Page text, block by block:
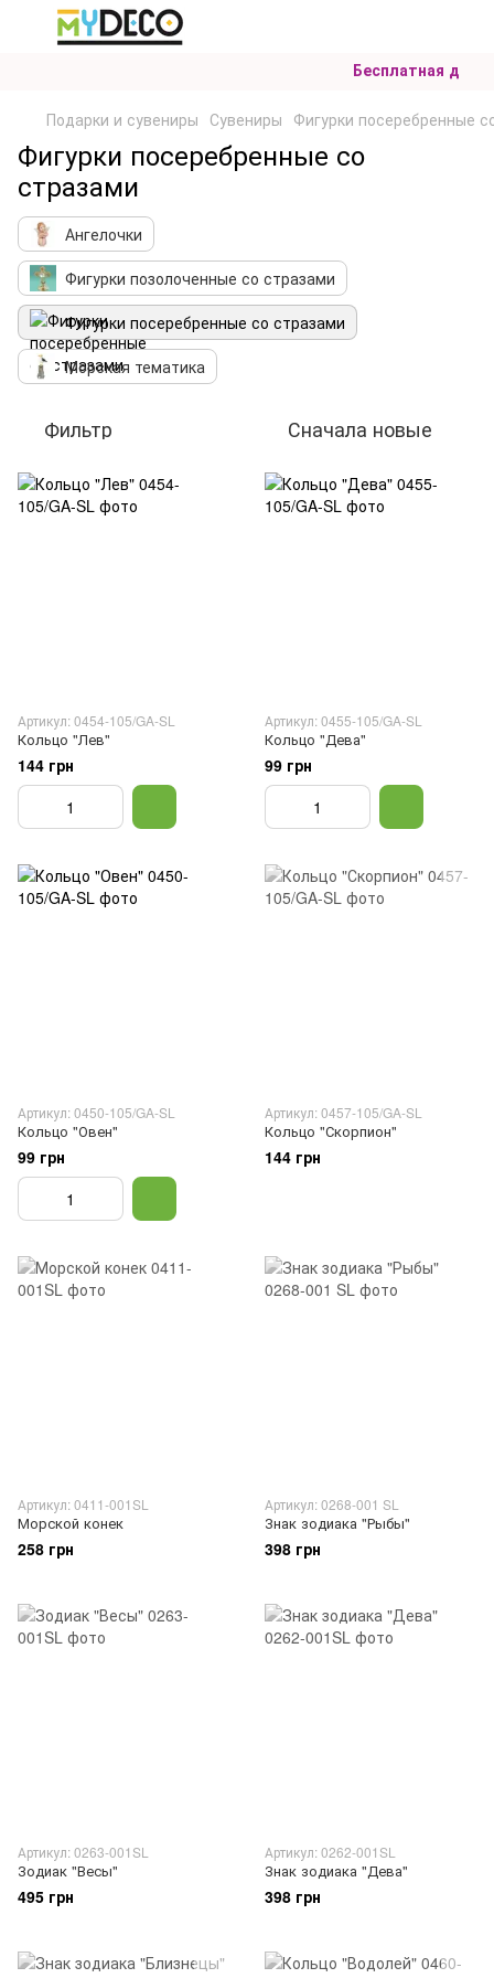
Бесплатная
Подарки и сувениры Сувениры Фигурки посеребренные
Фигурки посеребренные со
стразами
Ангелочки
Фигурки позолоченные со стразами
Фигурки посеребренные со стразами
Морская тематика
Фильтр Сначала новые
Артикул: 0454-105/GA-SL
Кольцо "Лев"
144 грн
Артикул: 0455-105/GA-SL
Кольцо "Дева"
99 грн
Артикул: 0450-105/GA-SL
Кольцо "Овен"
99 грн
Артикул: 0457-105/GA-SL
Кольцо "Скорпион"
144 грн
Артикул: 0411-001SL
Морской конек
258 грн
Артикул: 0268-001 SL
Знак зодиака "Рыбы"
398 грн
Артикул: 0263-001SL
Зодиак "Весы"
495 грн
Артикул: 0262-001SL
Знак зодиака "Дева"
398 грн